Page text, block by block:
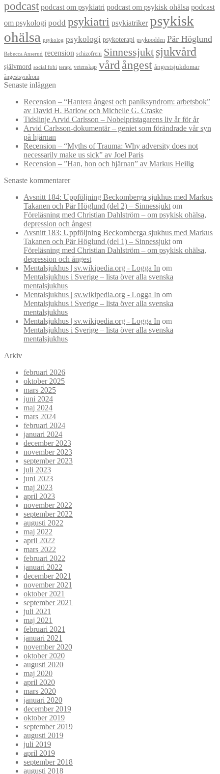
podcast podcast om psykiatri podcast om psykisk ohälsa podcast
om psykologi podd psykiatri psykiatriker psykisk
ohälsa psykolog psykologi psykoterapi psykpodden Pär Höglund
Rebecca Anserud recension schizofreni Sinnessjukt sjukvård
självmord social fobi terapi vetenskap vård ångest ångestsjukdomar
ångestsyndrom
Senaste inläggen
Recension – “Hantera ångest och paniksyndrom: arbetsbok”
av David H. Barlow och Michelle G. Craske
Tidslinje Arvid Carlsson – Nobelpristagarens liv år för år
Arvid Carlsson-dokumentär – geniet som förändrade vår syn
på hjärnan
Recension – “Myths of Trauma: Why adversity does not
necessarily make us sick” av Joel Paris
Recension – ”Han, hon och hjärnan” av Markus Heilig
Senaste kommentarer
Avsnitt 184: Uppföljning Beckomberga sjukhus med Markus
Takanen och Pär Höglund (del 2) – Sinnessjukt om
Föreläsning med Christian Dahlström – om psykisk ohälsa,
depression och ångest
Avsnitt 183: Uppföljning Beckomberga sjukhus med Markus
Takanen och Pär Höglund (del 1) – Sinnessjukt om
Föreläsning med Christian Dahlström – om psykisk ohälsa,
depression och ångest
Mentalsjukhus | sv.wikipedia.org - Logga In om
Mentalsjukhus i Sverige – lista över alla svenska
mentalsjukhus
Mentalsjukhus | sv.wikipedia.org - Logga In om
Mentalsjukhus i Sverige – lista över alla svenska
mentalsjukhus
Mentalsjukhus | sv.wikipedia.org - Logga In om
Mentalsjukhus i Sverige – lista över alla svenska
mentalsjukhus
Arkiv
februari 2026
oktober 2025
mars 2025
juni 2024
maj 2024
mars 2024
februari 2024
januari 2024
december 2023
november 2023
september 2023
juli 2023
juni 2023
maj 2023
april 2023
november 2022
september 2022
augusti 2022
maj 2022
april 2022
mars 2022
februari 2022
januari 2022
december 2021
november 2021
oktober 2021
september 2021
juli 2021
maj 2021
februari 2021
januari 2021
november 2020
oktober 2020
augusti 2020
maj 2020
april 2020
mars 2020
januari 2020
december 2019
oktober 2019
september 2019
augusti 2019
juli 2019
april 2019
september 2018
augusti 2018